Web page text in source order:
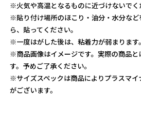
※火気や高温となるものに近づけないでく
※貼り付け場所のほこり・油分・水分な
ら、貼ってください。
※一度はがした後は、粘着力が弱まります。
※商品画像はイメージです。実際の商品と
す。予めご了承ください。
※サイズスペックは商品によりプラスマ
がございます。